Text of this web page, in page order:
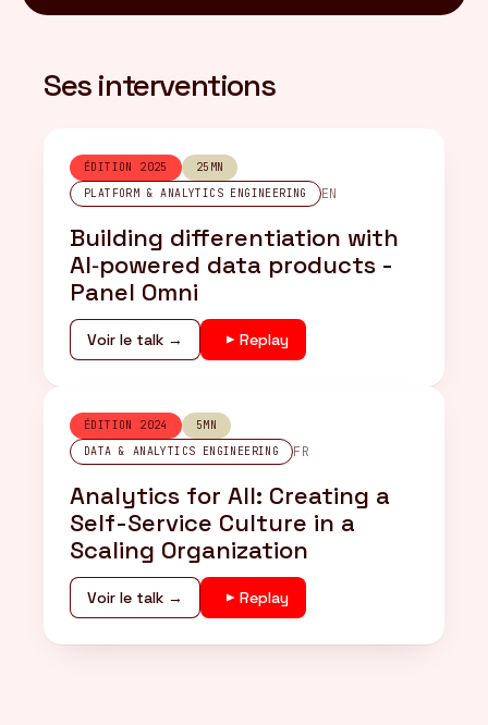
Ses interventions
ÉDITION 2025
25MN
PLATFORM & ANALYTICS ENGINEERING
EN
Building differentiation with
AI‑powered data products -
Panel Omni
Voir le talk → Replay
ÉDITION 2024
5MN
DATA & ANALYTICS ENGINEERING
FR
Analytics for All: Creating a
Self-Service Culture in a
Scaling Organization
Voir le talk → Replay